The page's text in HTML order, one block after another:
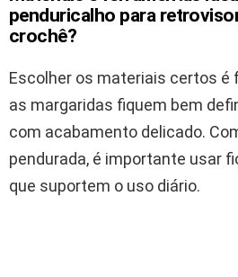
penduricalho para
crochê?
Escolher os materiais certos é
as margaridas fiquem bem
com acabamento delicado.
pendurada, é importante usar
que suportem o uso diário.